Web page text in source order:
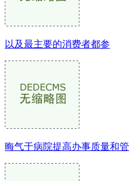
以及最主要的消费者都参
晦气于病院提高办事质量和管